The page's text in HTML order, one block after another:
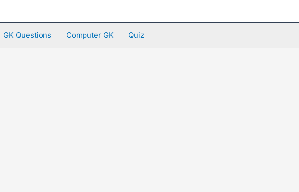
GK Questions Computer GK Quiz